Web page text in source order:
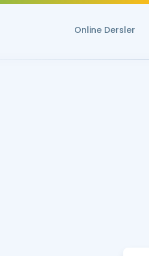
Online Dersler